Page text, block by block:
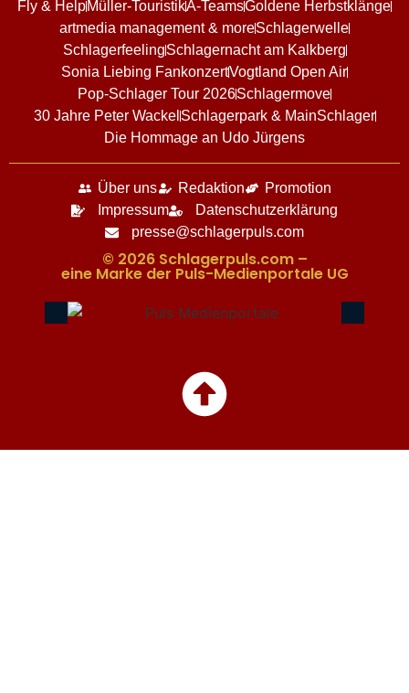
Fly & HelpMüller-TouristikA-TeamsGoldene Herbstklänge
artmedia management & moreSchlagerwelle
SchlagerfeelingSchlagernacht am Kalkberg
Sonia Liebing FankonzertVogtland Open Air
Pop-Schlager Tour 2026Schlagermove
30 Jahre Peter Wackel Schlagerpark & MainSchlager
Die Hommage an Udo Jürgens
Über uns Redaktion
Promotion
Impressum
Datenschutzerklärung
presse@schlagerpuls.com
© 2026 Schlagerpuls.com –
eine Marke der Puls-Medienportale UG​